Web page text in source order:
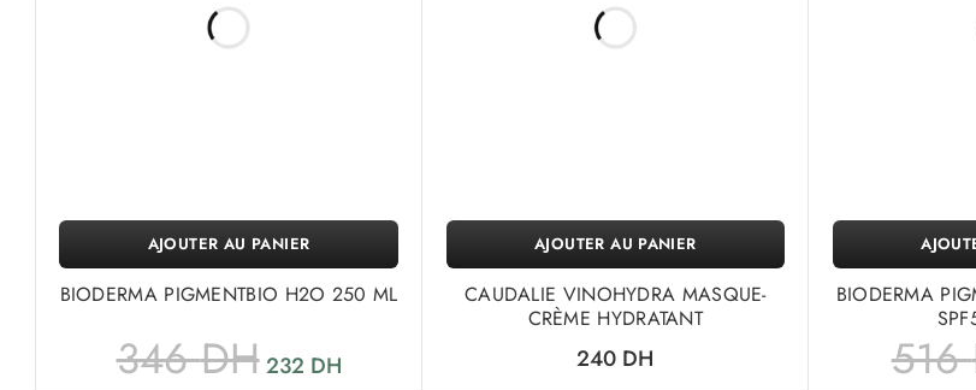
BIODERMA PIGMENTBIO H2O 250 ML
346DH 232 DH
AJOUTER AU PANIER
CAUDALIE VINOHYDRA MASQUE-
CRÈME HYDRATANT
240 DH
AJOUTER AU PANIER
BIODERMA
516